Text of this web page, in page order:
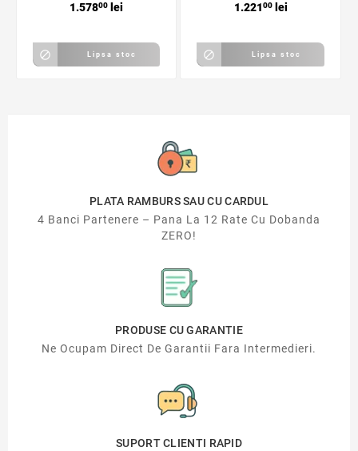
1.57800lei
 Lipsa stoc
1.22100lei
 Lipsa stoc
PLATA RAMBURS SAU CU CARDUL
4 Banci Partenere – Pana La 12 Rate Cu Dobanda
ZERO!
PRODUSE CU GARANTIE
Ne Ocupam Direct De Garantii Fara Intermedieri.
SUPORT CLIENTI RAPID